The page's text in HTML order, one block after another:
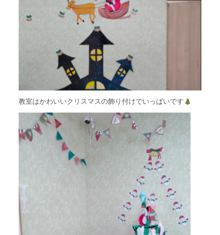
教室はかわいいクリスマスの飾り付けでいっぱいです